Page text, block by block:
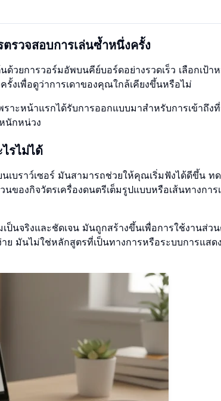
รวจสอบการเล่นซ้ำหนึ่งครั้ง
วยการวอร์มอัพบนคีย์บอร์ดอย่างรวดเร็ว เลือกเป้า
งเพื่อดูว่าการเดาของคุณใกล้เคียงขึ้นหรือไม่
าะหน้าแรกได้รับการออกแบบมาสำหรับการเข้าถึงที่
นักหน่วง
รไม่ได้
เบราว์เซอร์ มันสามารถช่วยให้คุณเริ่มฟังได้ดีขึ้น ท
องกิจวัตรเครื่องดนตรีเต็มรูปแบบหรือเส้นทางการ
นจริงและชัดเจน มันถูกสร้างขึ้นเพื่อการใช้งานส่ว
ย มันไม่ใช่หลักสูตรที่เป็นทางการหรือระบบการแสด